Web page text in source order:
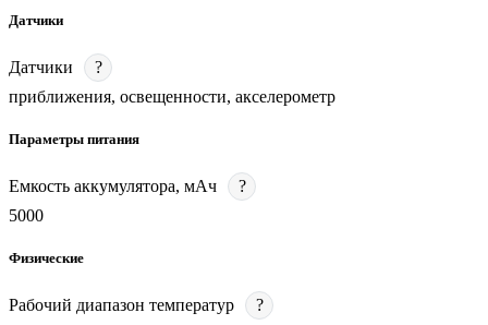
Датчики
Датчики
?
приближения, освещенности, акселерометр
Параметры питания
Емкость аккумулятора, мАч
?
5000
Физические
Рабочий диапазон температур
?